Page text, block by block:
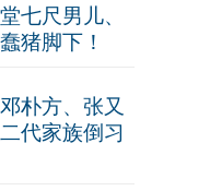
七尺男儿、
猪脚下！
朴方、张又
代家族倒习